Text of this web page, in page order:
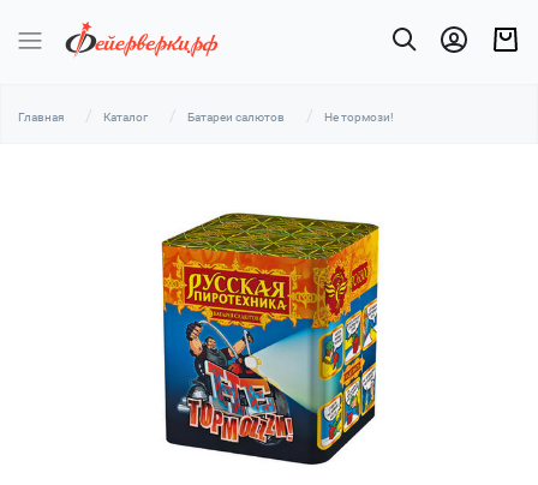
Главная Каталог Батареи салютов Не тормози!